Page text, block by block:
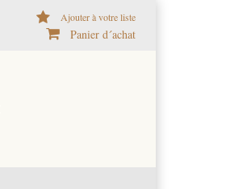
Ajouter à votre liste
Panier d´achat